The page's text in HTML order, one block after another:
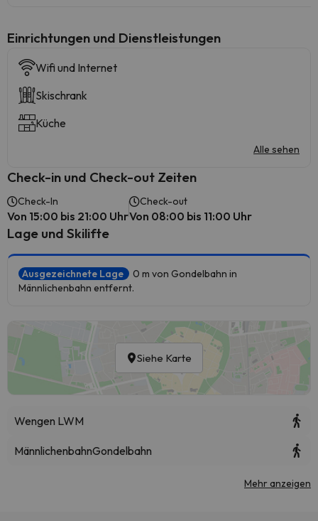
​Einrichtungen und Dienstleistungen
Wifi und Internet
Skischrank
Küche
Alle sehen
Check-in und Check-out Zeiten
Check-In
Von 15:00 bis 21:00 Uhr
Check-out
Von 08:00 bis 11:00 Uhr
Lage und Skilifte
Ausgezeichnete Lage
0 m von Gondelbahn in
Männlichenbahn entfernt.
Siehe Karte
Wengen LWM
MännlichenbahnGondelbahn
Mehr anzeigen